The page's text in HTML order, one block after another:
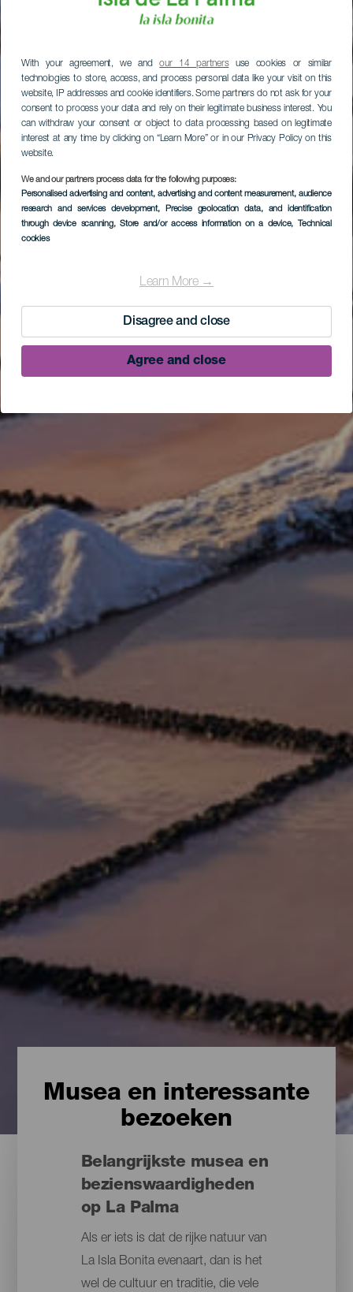
With your agreement, we andour 14 partnersuse cookies or similar
technologies to store, access, and process personal data like your visit on this
website, IP addresses and cookie identifiers. Some partners do not ask for your
consent to process your data and rely on their legitimate business interest. You
can withdraw your consent or object to data processing based on legitimate
interest at any time by clicking on “Learn More” or in our Privacy Policy on this
website.
We and our partners process data for the following purposes:
Personalised advertising and content, advertising and content measurement, audience
research and services development, Precise geolocation data, and identification
through device scanning, Store and/or access information on a device, Technical
cookies
Learn More →
Disagree and close
Agree and close
Musea en interessante
bezoeken
Belangrijkste musea en
bezienswaardigheden
op La Palma
Als er iets is dat de rijke natuur van
La Isla Bonita evenaart, dan is het
wel de cultuur en traditie, die vele